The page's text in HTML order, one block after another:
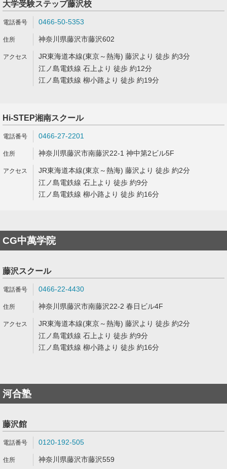
大学受験ステップ藤沢校
0466-50-5353
神奈川県藤沢市藤沢602
JR東海道本線(東京～熱海) 藤沢より 徒歩 約3分
江ノ島電鉄線 石上より 徒歩 約12分
江ノ島電鉄線 柳小路より 徒歩 約19分
Hi-STEP湘南スクール
0466-27-2201
神奈川県藤沢市南藤沢22-1 神中第2ビル5F
JR東海道本線(東京～熱海) 藤沢より 徒歩 約2分
江ノ島電鉄線 石上より 徒歩 約9分
江ノ島電鉄線 柳小路より 徒歩 約16分
CG中萬学院
藤沢スクール
0466-22-4430
神奈川県藤沢市南藤沢22-2 春日ビル4F
JR東海道本線(東京～熱海) 藤沢より 徒歩 約2分
江ノ島電鉄線 石上より 徒歩 約9分
江ノ島電鉄線 柳小路より 徒歩 約16分
河合塾
藤沢館
0120-192-505
神奈川県藤沢市藤沢559